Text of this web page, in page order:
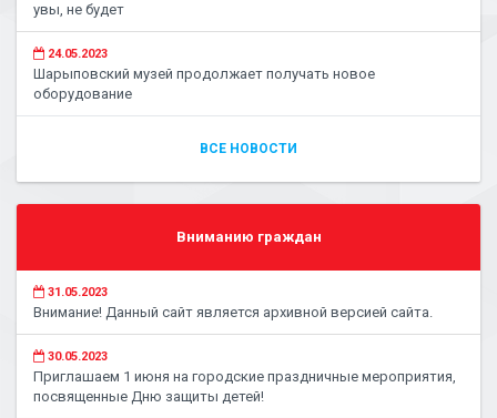
увы, не будет
24.05.2023
Шарыповский музей продолжает получать новое
оборудование
ВСЕ НОВОСТИ
Вниманию граждан
31.05.2023
Внимание! Данный сайт является архивной версией сайта.
30.05.2023
Приглашаем 1 июня на городские праздничные мероприятия,
посвященные Дню защиты детей!